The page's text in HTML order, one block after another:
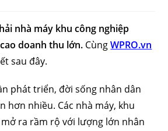
nhà máy khu công nghiệp
doanh thu lớn. CùngWPRO.vn
sau đây.
phát triển, đời sống nhân dân
hơn nhiều. Các nhà máy, khu
ra rầm rộ với lượng lớn nhân